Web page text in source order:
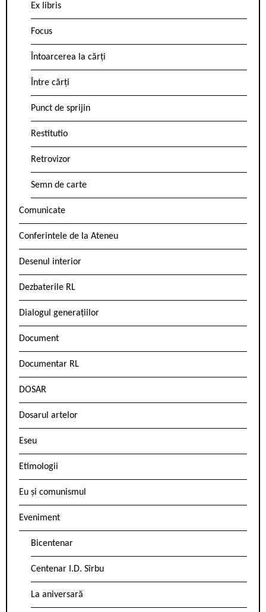
Ex libris
Focus
Întoarcerea la cărți
Între cărți
Punct de sprijin
Restitutio
Retrovizor
Semn de carte
Comunicate
Conferintele de la Ateneu
Desenul interior
Dezbaterile RL
Dialogul generațiilor
Document
Documentar RL
DOSAR
Dosarul artelor
Eseu
Etimologii
Eu și comunismul
Eveniment
Bicentenar
Centenar I.D. Sîrbu
La aniversară